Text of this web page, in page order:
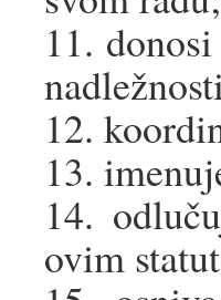
11.
12.
13.
14.
ovim